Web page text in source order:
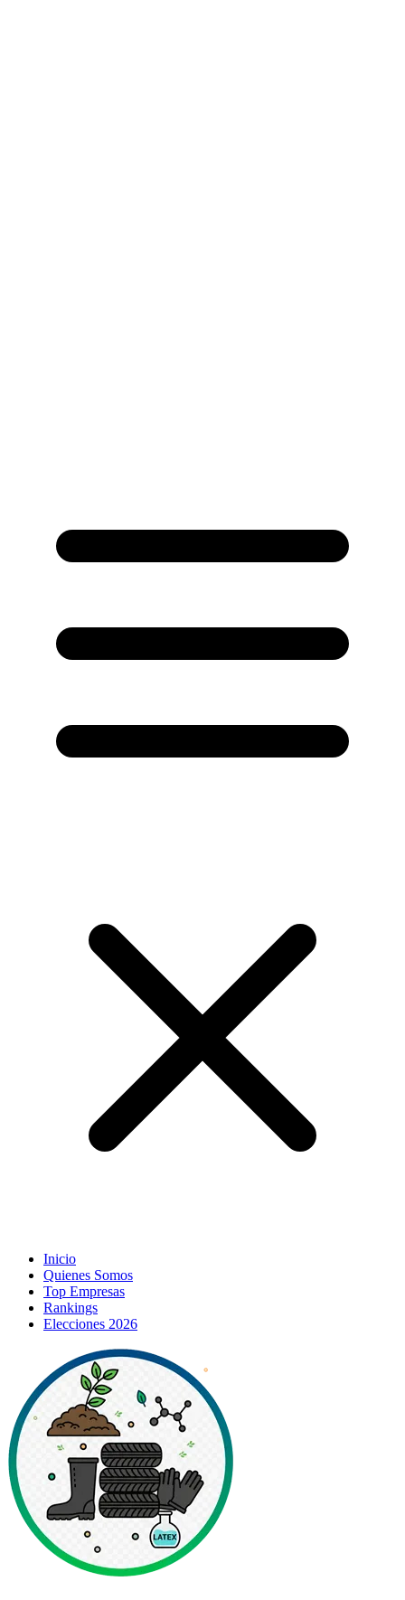
Inicio
Quienes Somos
Top Empresas
Rankings
Elecciones 2026